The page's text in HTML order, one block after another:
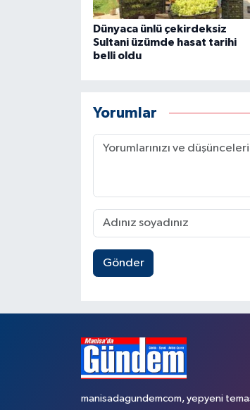
Dünyaca ünlü çekirdeksiz
Sultani üzümde hasat tarihi
belli oldu
Yorumlar
Gönder
manisadagundemcom, yepyeni